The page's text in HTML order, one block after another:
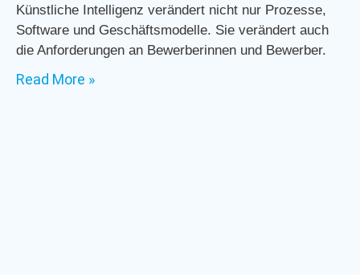
Künstliche Intelligenz verändert nicht nur Prozesse,
Software und Geschäftsmodelle. Sie verändert auch
die Anforderungen an Bewerberinnen und Bewerber.
Read More »